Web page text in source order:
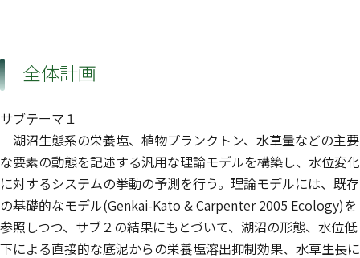
全体計画
サブテーマ１
湖沼生態系の栄養塩、植物プランクトン、水草量などの主要
な要素の動態を記述する汎用な理論モデルを構築し、水位変化
に対するシステムの挙動の予測を行う。理論モデルには、既存
の基礎的なモデル(Genkai-Kato & Carpenter 2005 Ecology)を
参照しつつ、サブ２の結果にもとづいて、湖沼の形態、水位低
下による直接的な底泥からの栄養塩溶出抑制効果、水草生長に